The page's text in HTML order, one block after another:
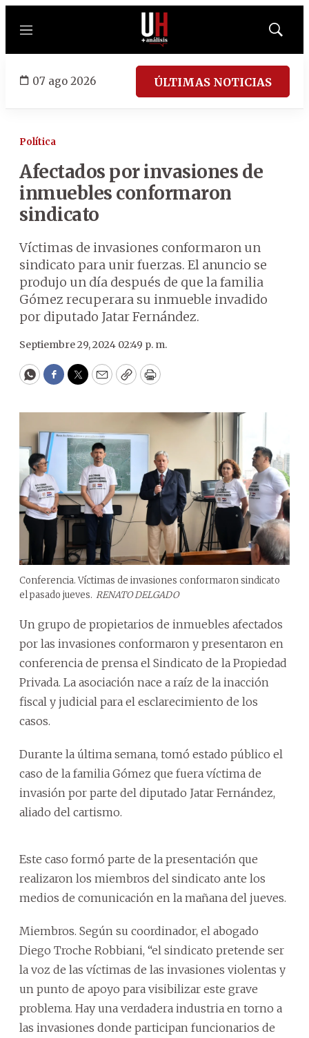
Menú
Mostrar
07 ago 2026 ÚLTIMAS NOTICIAS
Política
Afectados por invasiones de
inmuebles conformaron
sindicato
Víctimas de invasiones conformaron un
sindicato para unir fuerzas. El anuncio se
produjo un día después de que la familia
Gómez recuperara su inmueble invadido
por diputado Jatar Fernández.
Septiembre 29, 2024 02:49 p. m.
WhatsApp
Facebook
Twitter
EmailCopyPrint
Conferencia. Víctimas de invasiones conformaron sindicato
el pasado jueves. RENATO DELGADO
Un grupo de propietarios de inmuebles afectados
por las invasiones conformaron y presentaron en
conferencia de prensa el Sindicato de la Propiedad
Privada. La asociación nace a raíz de la inacción
fiscal y judicial para el esclarecimiento de los
casos.
Durante la última semana, tomó estado público el
caso de la familia Gómez que fuera víctima de
invasión por parte del diputado Jatar Fernández,
aliado del cartismo.
Este caso formó parte de la presentación que
realizaron los miembros del sindicato ante los
medios de comunicación en la mañana del jueves.
Miembros. Según su coordinador, el abogado
Diego Troche Robbiani, “el sindicato pretende ser
la voz de las víctimas de las invasiones violentas y
un punto de apoyo para visibilizar este grave
problema. Hay una verdadera industria en torno a
las invasiones donde participan funcionarios de